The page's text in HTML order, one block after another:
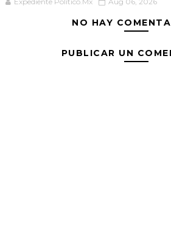
NO HAY
PUBLICAR UN